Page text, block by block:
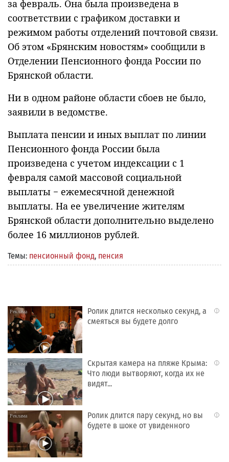
за февраль. Она была произведена в
соответствии с графиком доставки и
режимом работы отделений почтовой связи.
Об этом «Брянским новостям» сообщили в
Отделении Пенсионного фонда России по
Брянской области.
Ни в одном районе области сбоев не было,
заявили в ведомстве.
Выплата пенсии и иных выплат по линии
Пенсионного фонда России была
произведена с учетом индексации с 1
февраля самой массовой социальной
выплаты − ежемесячной денежной
выплаты. На ее увеличение жителям
Брянской области дополнительно выделено
более 16 миллионов рублей.
Темы: пенсионный фонд, пенсия
i
Ролик длится несколько секунд, а
смеяться вы будете долго
i
Скрытая камера на пляже Крыма:
Что люди вытворяют, когда их не
видят...
i
Ролик длится пару секунд, но вы
будете в шоке от увиденного